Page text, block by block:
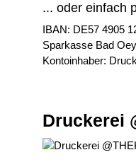
... oder einfach
IBAN: DE57 4905
Sparkasse Bad
Kontoinhaber:
Druckerei